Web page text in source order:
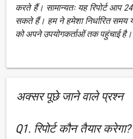
करते हैं। सामान्यतः यह रिपोर्ट आप
सकते हैं। हम ने हमेशा निर्धारित समय
को अपने उपयोगकर्ताओं तक पहुंचाई है।
अक्सर पूछे जाने वाले प्रश्न
Q1. रिपोर्ट कौन तैयार करेगा?